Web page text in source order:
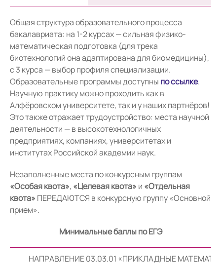
Общая структура образовательного процесса
бакалавриата: на 1-2 курсах — сильная физико-
математическая подготовка (для трека
биотехнологий она адаптирована для биомедицины),
с 3 курса — выбор профиля специализации.
Образовательные программы доступны по ссылке.
Научную практику можно проходить как в
Алфёровском университете, так и у наших партнёров!
Это также отражает трудоустройство: места научной
деятельности — в высокотехнологичных
предприятиях, компаниях, университетах и
институтах Российской академии наук.
Незаполненные места по конкурсным группам
«Особая квота», «Целевая квота» и «Отдельная
квота» ПЕРЕДАЮТСЯ в конкурсную группу «Основной
прием».
Минимальные баллы по ЕГЭ
НАПРАВЛЕНИЕ 03.03.01 «ПРИКЛАДНЫЕ